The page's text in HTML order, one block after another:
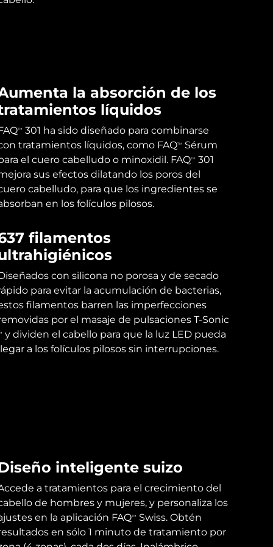
la absorción de los
líquidos
TM
301 ha sido diseñado para combinarse
tratamientos líquidos, como FAQTM
Sérum
el cuero cabelludo o minoxidil. FAQTM
301
sus efectos dilatando los poros del
cabelludo, para que los ingredientes se
en los folículos pilosos.
filamentos
con silicona no porosa y de secado
para evitar la acumulación de bacterias,
filamentos barren las imperfecciones
por el masaje de pulsaciones T-Sonic
y dividen el cabello para que la luz LED pueda
a los folículos pilosos sin interrupciones.
inteligente suizo
a tratamientos para el crecimiento del
de hombres y mujeres, y personaliza los
en la aplicación FAQTM
Swiss. Obtén
en sólo 1 minuto de tratamiento por